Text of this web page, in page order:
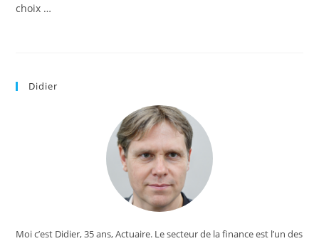
choix …
Didier
Moi c’est Didier, 35 ans, Actuaire. Le secteur de la finance est l’un des